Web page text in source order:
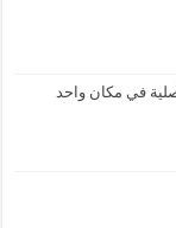
في مكان واحد